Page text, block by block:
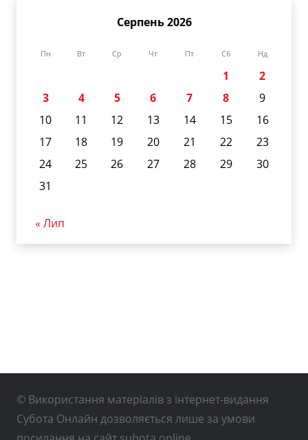
Серпень 2026
Пн Вт Ср Чт Пт Сб Нд
1
2
3
4 5 6 7 8
9
10
11 12 13 14 15
16
17
18 19 20 21 22
23
24
25 26 27 28 29
30
31
« Лип
© Використання матеріалів з інтернет-видання
Субота Онлайн дозволяється лише за умови